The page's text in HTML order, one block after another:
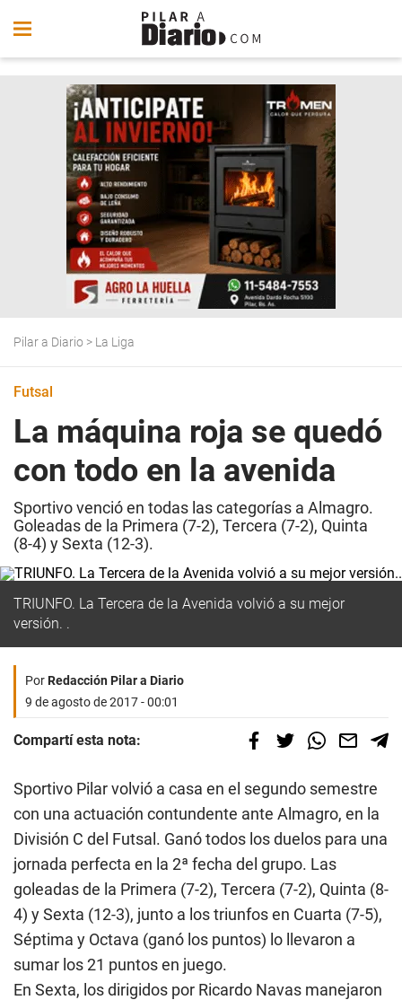
Pilar a Diario > La Liga
Futsal
La máquina roja se quedó
con todo en la avenida
Sportivo venció en todas las categorías a Almagro.
Goleadas de la Primera (7-2), Tercera (7-2), Quinta
(8-4) y Sexta (12-3).
TRIUNFO. La Tercera de la Avenida volvió a su mejor
versión. .
PorRedacción Pilar a Diario
9 de agosto de 2017 - 00:01
Compartí esta nota:
Sportivo Pilar volvió a casa en el segundo semestre
con una actuación contundente ante Almagro, en la
División C del Futsal. Ganó todos los duelos para una
jornada perfecta en la 2ª fecha del grupo. Las
goleadas de la Primera (7-2), Tercera (7-2), Quinta (8-
4) y Sexta (12-3), junto a los triunfos en Cuarta (7-5),
Séptima y Octava (ganó los puntos) lo llevaron a
sumar los 21 puntos en juego.
En Sexta, los dirigidos por Ricardo Navas manejaron